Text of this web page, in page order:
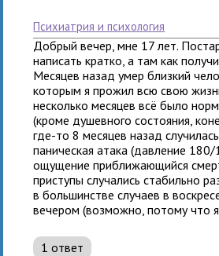
психиатрия и психология
Добрый вечер, мне 17 лет.
написать кратко, а там как
Месяцев назад умер близкий
которым я прожил всю свою
несколько месяцев всё было
(кроме душевного состояния,
где-то 8 месяцев назад
паническая атака (давление
ощущение приближающийся
приступы случались стабильно
в большинстве случаев в
вечером (возможно, потому что
1 ответ